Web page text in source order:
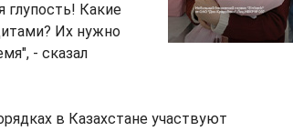
глупость! Какие
Их нужно
- сказал
в Казахстане участвуют